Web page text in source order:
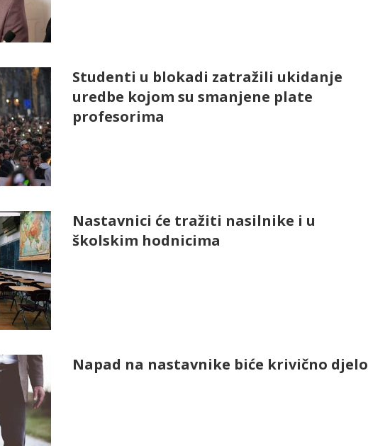
Studenti u blokadi zatražili ukidanje
uredbe kojom su smanjene plate
profesorima
Nastavnici će tražiti nasilnike i u
školskim hodnicima
Napad na nastavnike biće krivično djelo